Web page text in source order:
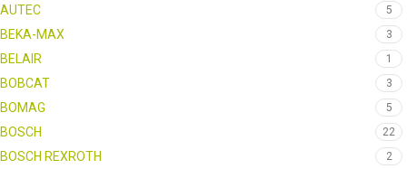
AUTEC 5
BEKA-MAX 3
BELAIR 1
BOBCAT 3
BOMAG 5
BOSCH 22
BOSCH REXROTH 2